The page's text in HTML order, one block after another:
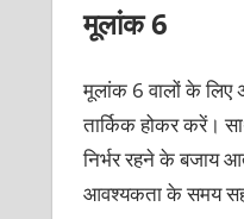
मूलांक 6
मूलांक 6 वालों के लिए
तार्किक होकर करें।
निर्भर रहने के बजाय
आवश्यकता के समय